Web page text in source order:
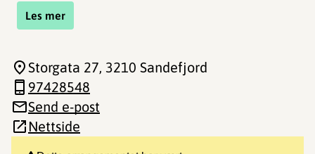
Les mer
Storgata 27, 3210 Sandefjord
97428548
Send e-post
Nettside